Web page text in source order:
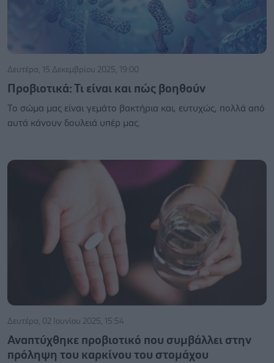
Δευτέρα, 15 Δεκεμβρίου 2025, 19:00
Προβιοτικά: Τι είναι και πώς βοηθούν
Το σώμα μας είναι γεμάτο βακτήρια και, ευτυχώς, πολλά από
αυτά κάνουν δουλειά υπέρ μας.
Δευτέρα, 02 Ιουνίου 2025, 15:54
Αναπτύχθηκε προβιοτικό που συμβάλλει στην
πρόληψη του καρκίνου του στομάχου